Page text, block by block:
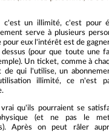
c'est un illimité, c'est pour
serve à plusieurs
pour eux l'intérêt est de
dessus (pour que toute une
Un ticket, comme à
de qui l'utilise, un
illimité, ce n'est
qu'ils pourraient se
(et ne pas le
Après on peut râler